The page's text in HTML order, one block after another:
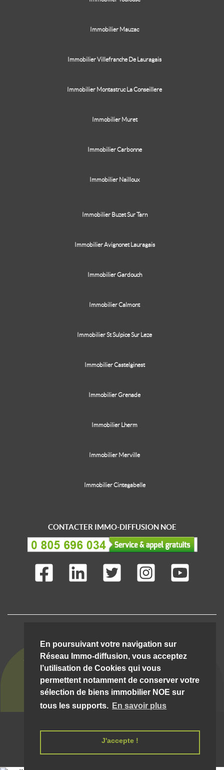
En poursuivant votre navigation sur
Réseau Immo-diffusion, vous acceptez
l’utilisation de Cookies qui vous
permettent notamment de conserver votre
sélection de biens immobilier NOE sur
tous les supports. En savoir plus
J'accepte !
Immobilier Mauzac
Immobilier Villefranche De Lauragais
Immobilier Montastruc La Conseillere
Immobilier Muret
Immobilier Carbonne
Immobilier Nailloux
Immobilier Buzet Sur Tarn
Immobilier Avignonet Lauragais
Immobilier Gardouch
Immobilier Calmont
Immobilier St Sulpice Sur Leze
Immobilier Castelginest
Immobilier Grenade
Immobilier Lherm
Immobilier Merville
Immobilier Cintegabelle
CONTACTER IMMO-DIFFUSION NOE